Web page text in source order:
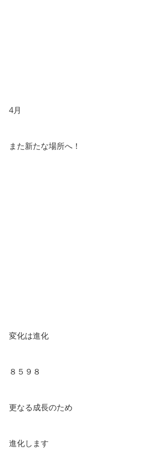
4月
また新たな場所へ！
変化は進化
８５９８
更なる成長のため
進化します